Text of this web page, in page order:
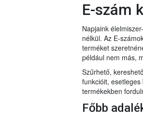
E-szám
Napjaink
nélkül. Az E-
terméket
például nem más,
Szűrhető,
funkcióit,
termékekben
Főbb